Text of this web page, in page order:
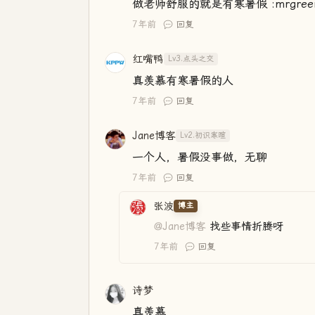
做老师舒服的就是有寒暑假
7年前 回复
红嘴鸭 Lv3.点头之交
真羡慕有寒暑假的人
7年前 回复
Jane博客 Lv2.初识寒暄
一个人，暑假没事做，无聊
7年前 回复
张波 博主
@Jane博客 找些事情折腾呀
7年前 回复
诗梦
真羡慕